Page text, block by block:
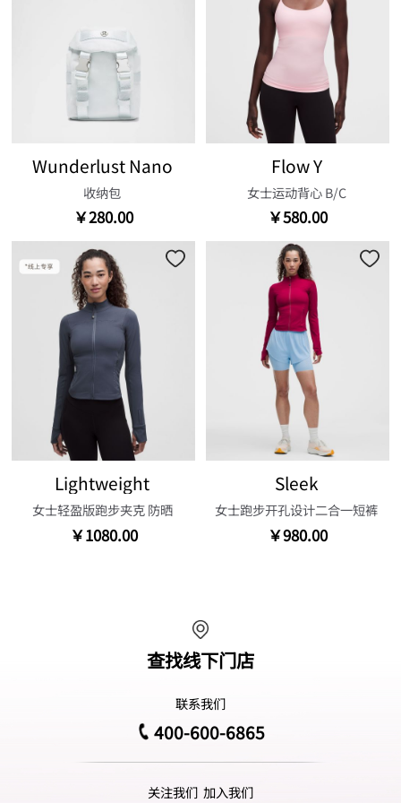
Wunderlust Nano
收纳包
￥280.00
Flow Y
女士运动背心 B/C
￥580.00
Lightweight
女士轻盈版跑步夹克 防晒
￥1080.00
Sleek
女士跑步开孔设计二合一短裤
￥980.00
查找线下门店
联系我们
400-600-6865
关注我们 加入我们